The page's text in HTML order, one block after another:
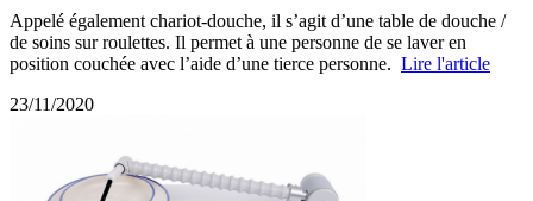
Appelé également chariot-douche, il s’agit d’une table de douche /
de soins sur roulettes. Il permet à une personne de se laver en
position couchée avec l’aide d’une tierce personne. Lire l'article
23/11/2020